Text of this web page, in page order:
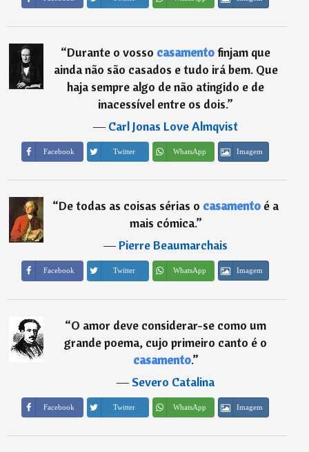
“Durante o vosso casamentofinjam que
ainda não são casados e tudo irá bem. Que
haja sempre algo de não atingido e de
inacessível entre os dois.”
―Carl Jonas Love Almqvist
Facebook Twitter WhatsApp Imagem
“De todas as coisas sérias o casamento é a
mais cómica.”
―Pierre Beaumarchais
Facebook Twitter WhatsApp Imagem
“O amor deve considerar-se como um
grande poema, cujo primeiro canto é o
casamento.”
―Severo Catalina
Facebook Twitter WhatsApp Imagem